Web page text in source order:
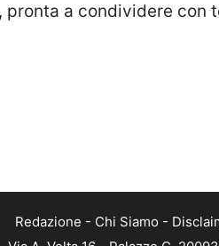
a condividere con
Redazione - Chi Siamo -